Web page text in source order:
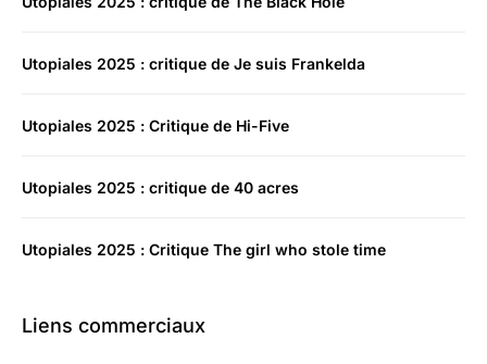
Utopiales 2025 : critique de Je suis Frankelda
Utopiales 2025 : Critique de Hi-Five
Utopiales 2025 : critique de 40 acres
Utopiales 2025 : Critique The girl who stole time
Liens commerciaux